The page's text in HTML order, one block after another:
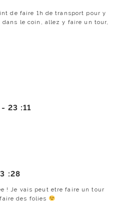
de faire 1h de transport pour y
le coin, allez y faire un tour,
- 23 :11
:28
! Je vais peut etre faire un tour
des folies